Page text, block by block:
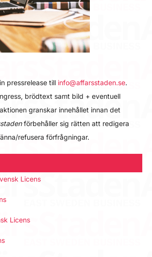
pressrelease till info@affarsstaden.se.
brödtext samt bild + eventuell
granskar innehållet innan det
förbehåller sig rätten att redigera
refusera förfrågningar.
Licens
Licens